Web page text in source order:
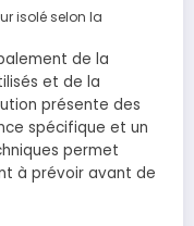
isolé selon la
de la
et de la
présente des
spécifique et un
permet
à prévoir avant de